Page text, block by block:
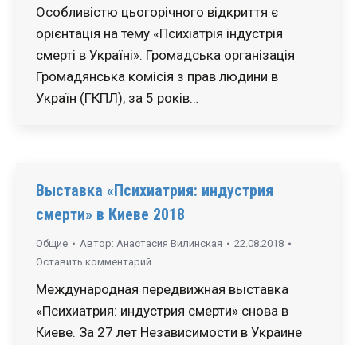
Особливістю цьогорічного відкриття є
орієнтація на тему «Психіатрія індустрія
смерті в Україні». Громадська організація
Громадянська комісія з прав людини в
Україн (ГКПЛ), за 5 років…
Выставка «Психиатрия: индустрия
смерти» в Киеве 2018
Общие Автор: Анастасия Вилинская
22.08.2018
Оставить комментарий
Международная передвижная выставка
«Психиатрия: индустрия смерти» снова в
Киеве. За 27 лет Независимости в Украине